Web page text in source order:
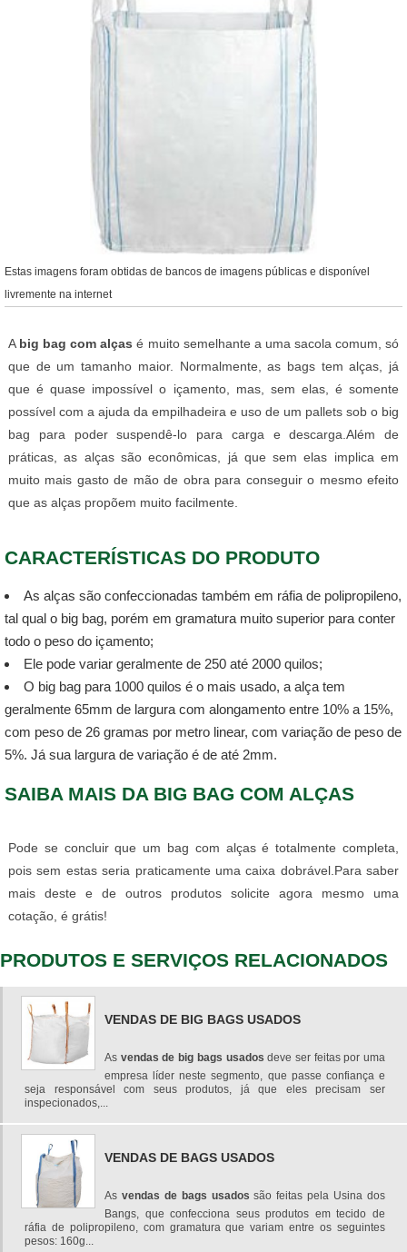
Estas imagens foram obtidas de bancos de imagens públicas e disponível
livremente na internet
A big bag com alças é muito semelhante a uma sacola comum, só
que de um tamanho maior. Normalmente, as bags tem alças, já
que é quase impossível o içamento, mas, sem elas, é somente
possível com a ajuda da empilhadeira e uso de um pallets sob o big
bag para poder suspendê-lo para carga e descarga.Além de
práticas, as alças são econômicas, já que sem elas implica em
muito mais gasto de mão de obra para conseguir o mesmo efeito
que as alças propõem muito facilmente.
CARACTERÍSTICAS DO PRODUTO
As alças são confeccionadas também em ráfia de polipropileno,
tal qual o big bag, porém em gramatura muito superior para conter
todo o peso do içamento;
Ele pode variar geralmente de 250 até 2000 quilos;
O big bag para 1000 quilos é o mais usado, a alça tem
geralmente 65mm de largura com alongamento entre 10% a 15%,
com peso de 26 gramas por metro linear, com variação de peso de
5%. Já sua largura de variação é de até 2mm.
SAIBA MAIS DA BIG BAG COM ALÇAS
Pode se concluir que um bag com alças é totalmente completa,
pois sem estas seria praticamente uma caixa dobrável.Para saber
mais deste e de outros produtos solicite agora mesmo uma
cotação, é grátis!
PRODUTOS E SERVIÇOS RELACIONADOS
VENDAS DE BIG BAGS USADOS
As vendas de big bags usados deve ser feitas por uma
empresa líder neste segmento, que passe confiança e
seja responsável com seus produtos, já que eles precisam ser
inspecionados,...
VENDAS DE BAGS USADOS
As vendas de bags usados são feitas pela Usina dos
Bangs, que confecciona seus produtos em tecido de
ráfia de polipropileno, com gramatura que variam entre os seguintes
pesos: 160g...